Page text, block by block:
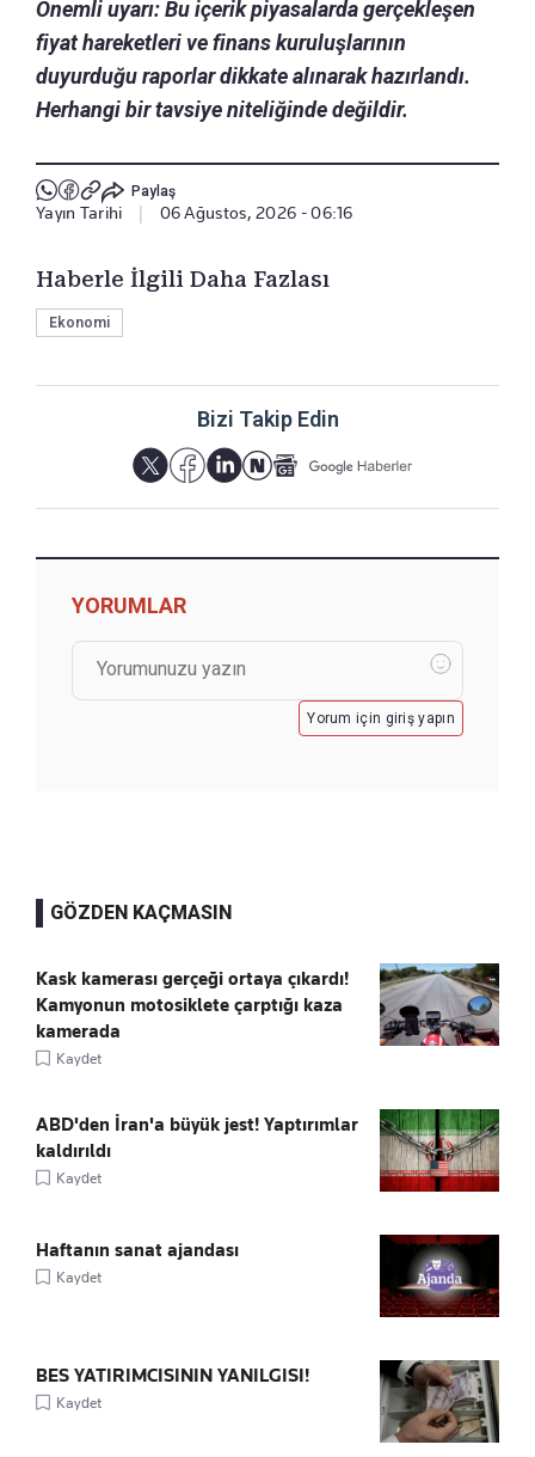
Önemli uyarı: Bu içerik piyasalarda gerçekleşen
fiyat hareketleri ve finans kuruluşlarının
duyurduğu raporlar dikkate alınarak hazırlandı.
Herhangi bir tavsiye niteliğinde değildir.
Paylaş
Yayın Tarihi 06 Ağustos, 2026 - 06:16
Haberle İlgili Daha Fazlası
Ekonomi
Bizi Takip Edin
YORUMLAR
Yorum için giriş yapın
GÖZDEN KAÇMASIN
Kask kamerası gerçeği ortaya çıkardı!
Kamyonun motosiklete çarptığı kaza
kamerada
Kaydet
ABD'den İran'a büyük jest! Yaptırımlar
kaldırıldı
Kaydet
Haftanın sanat ajandası
Kaydet
BES YATIRIMCISININ YANILGISI!
Kaydet